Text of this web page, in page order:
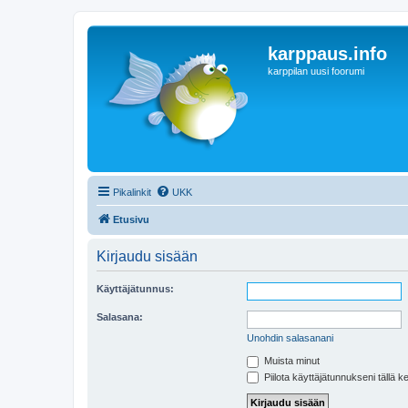
karppaus.info
karppilan uusi foorumi
Pikalinkit UKK
Etusivu
Kirjaudu sisään
Käyttäjätunnus:
Salasana:
Unohdin salasanani
Muista minut
Piilota käyttäjätunnukseni tällä